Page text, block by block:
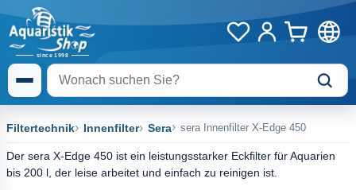
Filtertechnik Innenfilter Sera sera Innenfilter X-Edge 450
Der sera X-Edge 450 ist ein leistungsstarker Eckfilter für Aquarien
bis 200 l, der leise arbeitet und einfach zu reinigen ist.